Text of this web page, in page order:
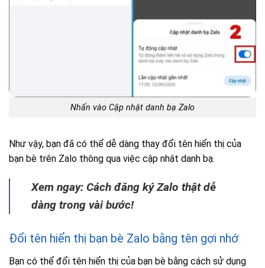
Nhấn vào Cập nhật danh bạ Zalo
Như vậy, bạn đã có thể dễ dàng thay đổi tên hiển thị của
bạn bè trên Zalo thông qua việc cập nhật danh bạ.
Xem ngay: Cách đăng ký Zalo thật dễ
dàng trong vài bước!
Đổi tên hiển thị bạn bè Zalo bằng tên gợi nhớ
Bạn có thể đổi tên hiển thị của bạn bè bằng cách sử dụng